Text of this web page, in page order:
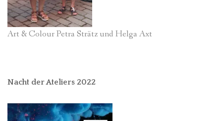
Art & Colour Petra Strätz und Helga Axt
Nacht der Ateliers 2022